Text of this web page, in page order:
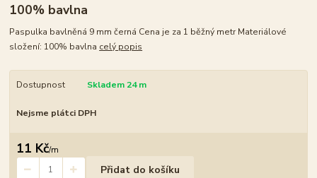
100% bavlna
Paspulka bavlněná 9 mm černá Cena je za 1 běžný metr Materiálové
složení: 100% bavlna celý popis
Dostupnost Skladem 24 m
Nejsme plátci DPH
11 Kč/m
Přidat do košíku